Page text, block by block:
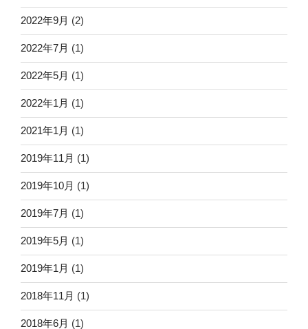
2022年9月 (2)
2022年7月 (1)
2022年5月 (1)
2022年1月 (1)
2021年1月 (1)
2019年11月 (1)
2019年10月 (1)
2019年7月 (1)
2019年5月 (1)
2019年1月 (1)
2018年11月 (1)
2018年6月 (1)